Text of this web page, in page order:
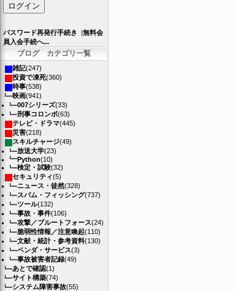
パスワード再発行手続き |無料会
員入会手続へ...
ブログ カテゴリ一覧
雑記(247)
投資で凍死(360)
時事(538)
映画(941)
007シリーズ(33)
刑事コロンボ(63)
テレビ・ドラマ(445)
災害(218)
スキルチャージ(49)
放送大学(23)
Python(10)
検定・試験(32)
セキュリティ(5)
ニュース・徒然(328)
スパム・フィッシング(737)
ツール(132)
事故・事件(106)
攻撃／ブルートフォース(24)
脆弱性情報／注意喚起(110)
文献・統計・参考資料(130)
ベンダ・サービス(3)
事故被害者記録(49)
あとで確認(1)
サイト構築(74)
システム障害事故(55)